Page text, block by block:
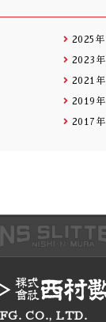
2025年
2023年
2021年
2019年
2017年
CO., LTD.